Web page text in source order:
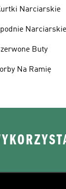
Narciarskie
Narciarskie
Buty
Na Ramię